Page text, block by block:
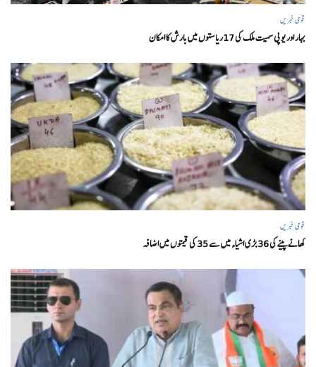
قومی خبریں
بہار اور یو پی سمیت ملک کی 17ریاستوں میں بارش کا امکان
قومی خبریں
کھانے پینے کی 36 بڑی اشیاء میں سے 35 کی قیمتوں میں اضافہ